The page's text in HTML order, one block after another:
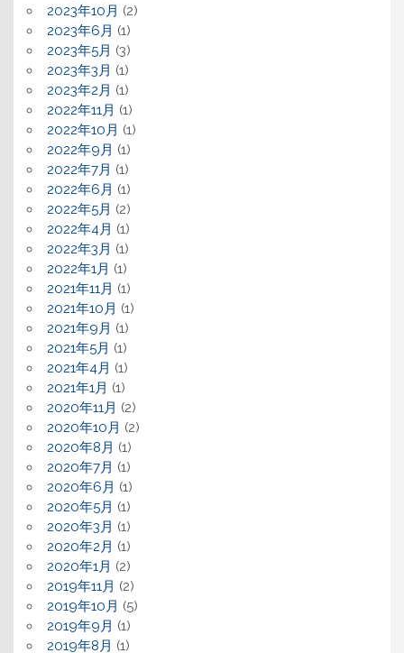
2023年10月 (2)
2023年6月 (1)
2023年5月 (3)
2023年3月 (1)
2023年2月 (1)
2022年11月 (1)
2022年10月 (1)
2022年9月 (1)
2022年7月 (1)
2022年6月 (1)
2022年5月 (2)
2022年4月 (1)
2022年3月 (1)
2022年1月 (1)
2021年11月 (1)
2021年10月 (1)
2021年9月 (1)
2021年5月 (1)
2021年4月 (1)
2021年1月 (1)
2020年11月 (2)
2020年10月 (2)
2020年8月 (1)
2020年7月 (1)
2020年6月 (1)
2020年5月 (1)
2020年3月 (1)
2020年2月 (1)
2020年1月 (2)
2019年11月 (2)
2019年10月 (5)
2019年9月 (1)
2019年8月 (1)